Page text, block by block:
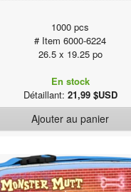
1000 pcs
# Item 6000-6224
26.5 x 19.25 po
En stock
Détaillant: 21,99 $USD
Ajouter au panier